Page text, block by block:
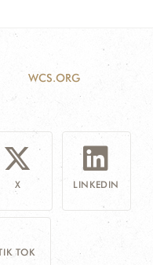
WCS.ORG
X LINKEDIN
TOK